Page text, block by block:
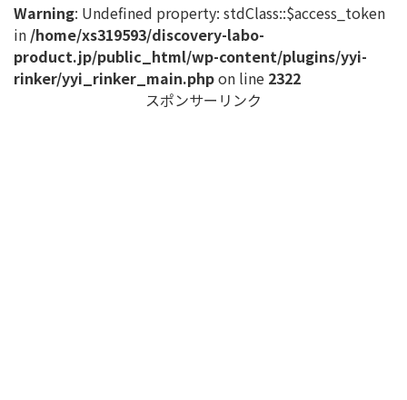
Warning: Undefined property: stdClass::$access_token
in /home/xs319593/discovery-labo-
product.jp/public_html/wp-content/plugins/yyi-
rinker/yyi_rinker_main.phpon line 2322
スポンサーリンク